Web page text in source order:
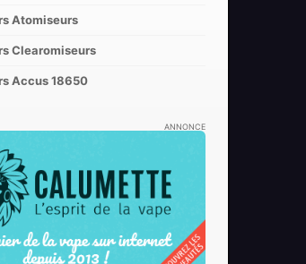
Atomiseurs
Clearomiseurs
Accus 18650
ANNONCE